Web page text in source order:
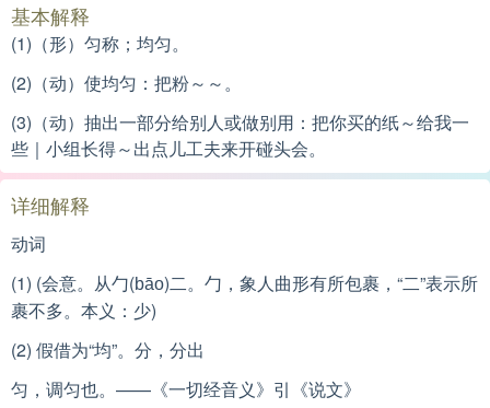
基本解释
(1)（形）匀称；均匀。
(2)（动）使均匀： 把粉～～。
(3)（动）抽出一部分给别人或做别用： 把你买的纸～给我一
些｜小组长得～出点儿工夫来开碰头会。
详细解释
动词
(1) (会意。从勹(bāo)二。勹，象人曲形有所包裹，“二”表示所
裹不多。本义：少)
(2) 假借为“均”。分，分出
匀，调匀也。——《一切经音义》引《说文》